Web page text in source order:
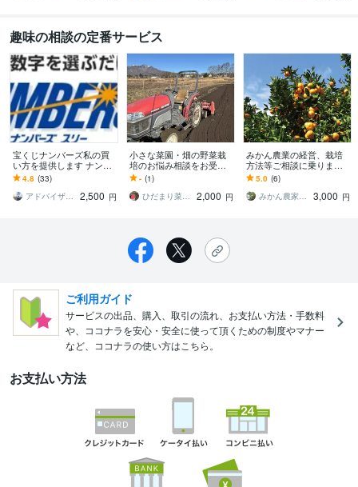
趣味の相談の定番サービス
宝くじナンバーズ私の買
い方を提供します ナンバ
ーズ3、4を当てたい方に
買い方お教えします！
4.8 (33)
アドバイザー２０２１
2,500 円
小さな菜園・畑の野菜栽
培のお悩み相談をお受け
します 1500坪のひだまり
ファームの経験から野菜
作りをサポート
- (1)
ひだまり菜園アドバイザー
2,000 円
みかん農業の経営、栽培
方法等ご相談に乗ります
日本唯一のみかん農家コ
ンサルタントが丁寧にお
答えします！
5.0 (6)
みかん農家コンサルタント岩本治
3,000 円
ご利用ガイド
サービスの出品、購入、取引の流れ、お支払い方法・手数料
や、ココナラを安心・安全に使って頂くための制度やマナー
など、ココナラの使い方はこちら。
お支払い方法